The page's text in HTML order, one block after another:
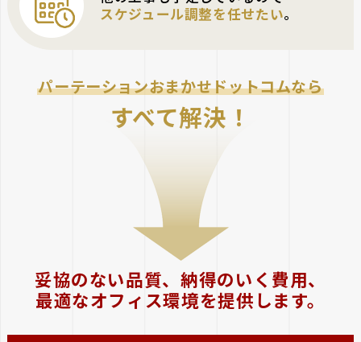
スケジュール調整を任せたい。
パーテーションおまかせドットコムなら
すべて解決！
妥協のない品質、納得のいく費用、
最適なオフィス環境を提供します。